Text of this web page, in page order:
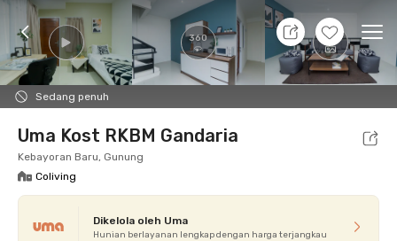
360 +11
Sedang penuh
7 Agt 26 - Belum tahu
Foto Fasilitas bersama Promo cUma-cUma
Uma Kost RKBM Gandaria
Kebayoran Baru, Gunung
Coliving
Dikelola oleh Uma
Hunian berlayanan lengkap dengan harga terjangkau